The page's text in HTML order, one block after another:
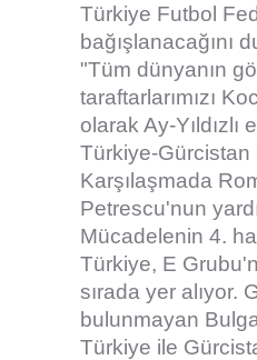
Türkiye Futbol
bağışlanacağını
"Tüm dünyanın
taraftarlarımızı
olarak Ay-
Türkiye-Gürcistan
Karşılaşmada
Petrescu'nun
Mücadelenin 4.
Türkiye, E
sırada yer alıyor.
bulunmayan
Türkiye ile